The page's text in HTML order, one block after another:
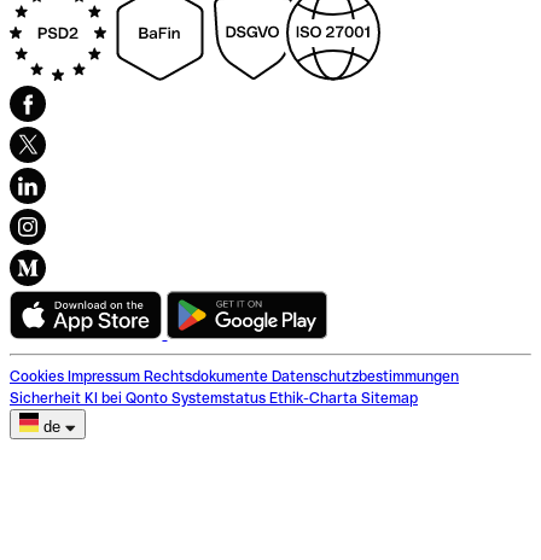
Cookies Impressum Rechtsdokumente Datenschutzbestimmungen
Sicherheit KI bei Qonto Systemstatus Ethik-Charta Sitemap
de